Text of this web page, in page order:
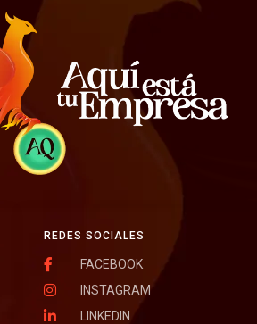
REDES SOCIALES
FACEBOOK
INSTAGRAM
LINKEDIN